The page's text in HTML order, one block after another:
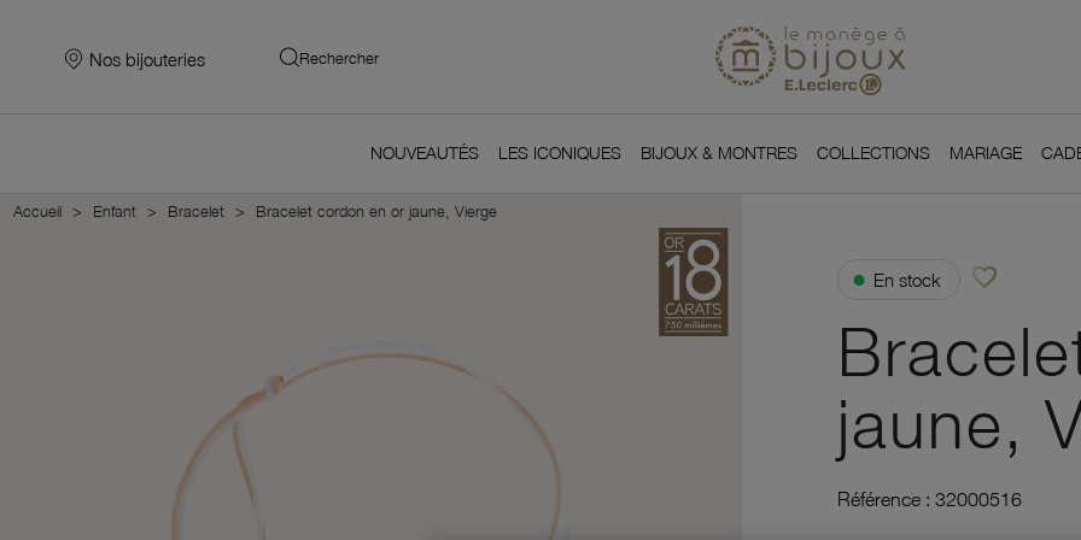
Nos bijouteries Rechercher
NOUVEAUTÉS LES ICONIQUES BIJOUX & MONTRES COLLECTIONS MARIAGE
Accueil Enfant Bracelet Bracelet cordon en or jaune, Vierge
● En stock favorite_borderAjouter à vos
jaune,
Référence : 32000516